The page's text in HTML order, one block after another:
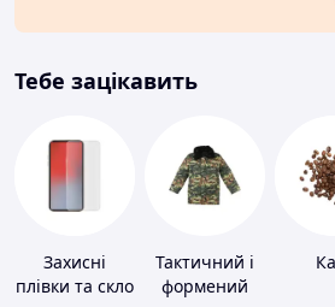
Тебе зацікавить
Захисні
плівки та скло
Тактичний і
формений